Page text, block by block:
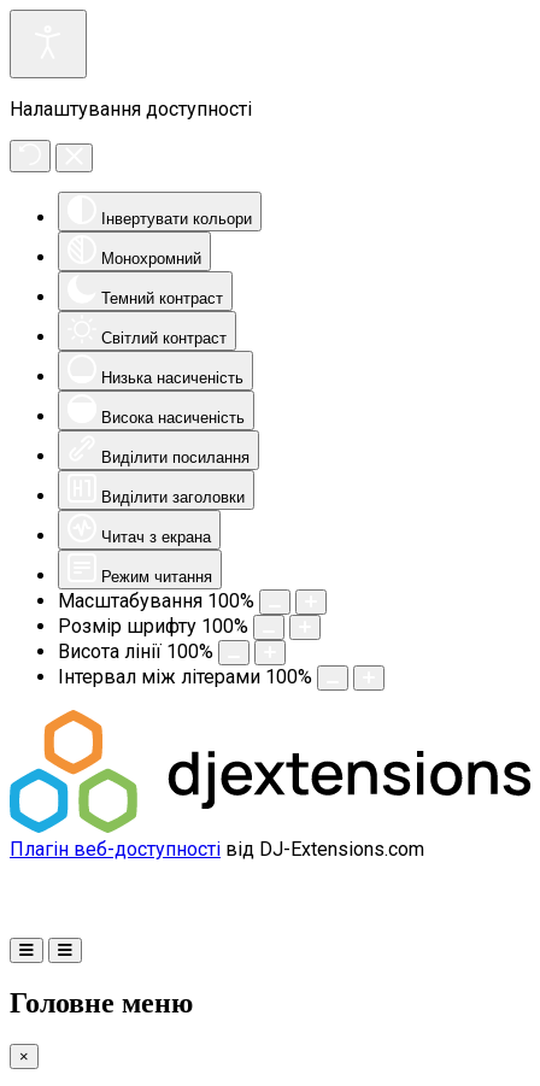
Налаштування доступності
Інвертувати кольори
Монохромний
Темний контраст
Світлий контраст
Низька насиченість
Висока насиченість
Виділити посилання
Виділити заголовки
Читач з екрана
Режим читання
Масштабування 100%
Розмір шрифту 100%
Висота лінії 100%
Інтервал між літерами 100%
Плагін веб-доступності від DJ-Extensions.com
Головне меню
×